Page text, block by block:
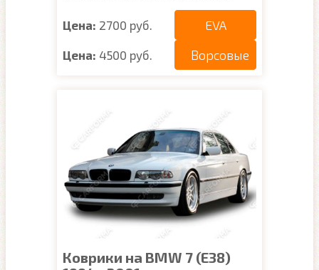
Цена: 2700 руб. EVA
Цена: 4500 руб. Ворсовые
Коврики на BMW 7 (E38)